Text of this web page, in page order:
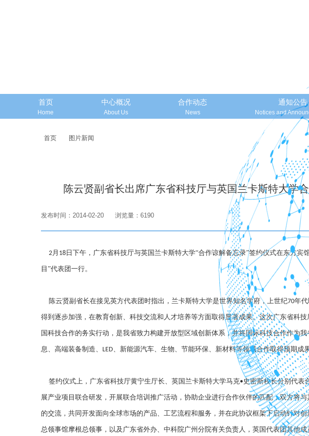
首页
Home
中心概况
About Us
合作动态
News
通知公告
Notices and
首页 图片新闻
陈云贤副省长出席广东省科技厅与英国兰卡斯特大学
发布时间：2014-02-20 浏览量：6190
2月 18 日 下午，广东省科技厅与英国兰卡斯特大学“合作谅解备忘录”签约仪式在东方
目”代表团一行。
陈云贤副省长在接见英方代表团时指出，兰卡斯特大学是世界知名学府，上世纪70年
得到逐步加强，在教育创新、科技交流和人才培养等方面取得显著成果。这次广东省科
国科技合作的务实行动，是我省致力构建开放型区域创新体系，并将国际科技合作作为
息、高端装备制造、 LED、新能源汽车、生物、节能环保、新材料等领域合作取得预期成
签约仪式上，广东省科技厅黄宁生厅长、英国兰卡斯特大学马克• 史密斯校长分别代表
展产业项目联合研发，开展联合培训推广活动，协助企业进行合作伙伴的匹配；双方将
的交流，共同开发面向全球市场的产品、工艺流程和服务，并在此协议框架下启动针对
总领事馆摩根总领事，以及广东省外办、中科院广州分院有关负责人，英国代表团其他